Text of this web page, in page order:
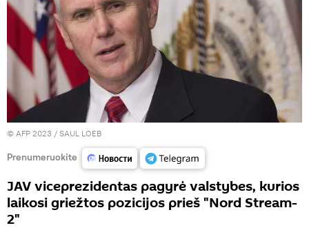
© AFP 2023 / SAUL LOEB
Prenumeruokite
JAV viceprezidentas pagyrė valstybes, kurios
laikosi griežtos pozicijos prieš "Nord Stream-
2"